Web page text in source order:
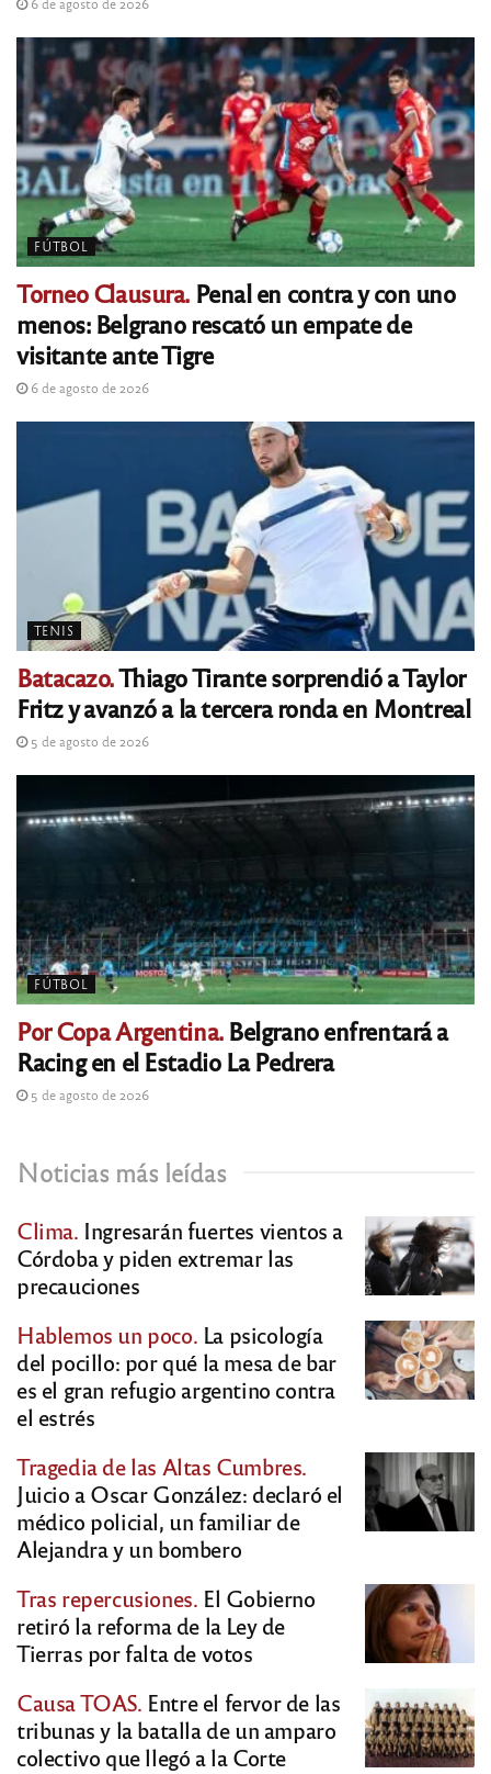
6 de agosto de 2026
FÚTBOL
Torneo Clausura.Penal en contra y con uno
menos: Belgrano rescató un empate de
visitante ante Tigre
6 de agosto de 2026
TENIS
Batacazo.Thiago Tirante sorprendió a Taylor
Fritz y avanzó a la tercera ronda en Montreal
5 de agosto de 2026
FÚTBOL
Por Copa Argentina.Belgrano enfrentará a
Racing en el Estadio La Pedrera
5 de agosto de 2026
Noticias más leídas
Clima. Ingresarán fuertes vientos a
Córdoba y piden extremar las
precauciones
Hablemos un poco. La psicología
del pocillo: por qué la mesa de bar
es el gran refugio argentino contra
el estrés
Tragedia de las Altas Cumbres.
Juicio a Oscar González: declaró el
médico policial, un familiar de
Alejandra y un bombero
Tras repercusiones. El Gobierno
retiró la reforma de la Ley de
Tierras por falta de votos
Causa TOAS. Entre el fervor de las
tribunas y la batalla de un amparo
colectivo que llegó a la Corte